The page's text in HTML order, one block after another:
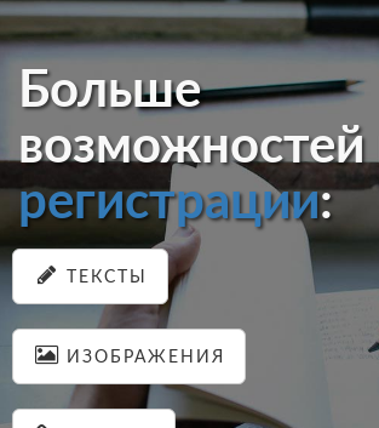
Больше
возможностей
регистрации:
ТЕКСТЫ
ИЗОБРАЖЕНИЯ